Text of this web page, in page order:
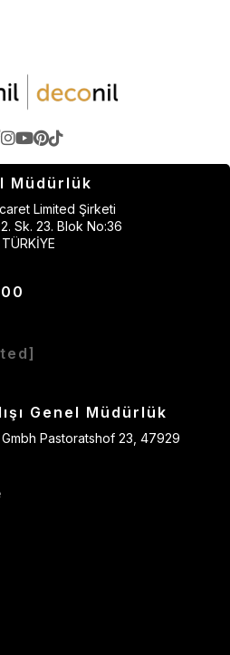
Müdürlük
Limited Şirketi
Sk. 23. Blok No:36
Genel Müdürlük
Pastoratshof 23, 47929